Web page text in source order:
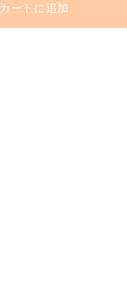
カートに追加